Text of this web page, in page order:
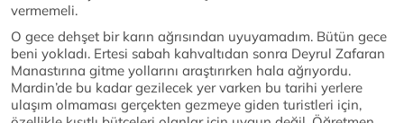
vermemeli.
O gece dehşet bir karın ağrısından uyuyamadım. Bütün gece
beni yokladı. Ertesi sabah kahvaltıdan sonra Deyrul Zafaran
Manastırına gitme yollarını araştırırken hala ağrıyordu.
Mardin’de bu kadar gezilecek yer varken bu tarihi yerlere
ulaşım olmaması gerçekten gezmeye giden turistleri için,